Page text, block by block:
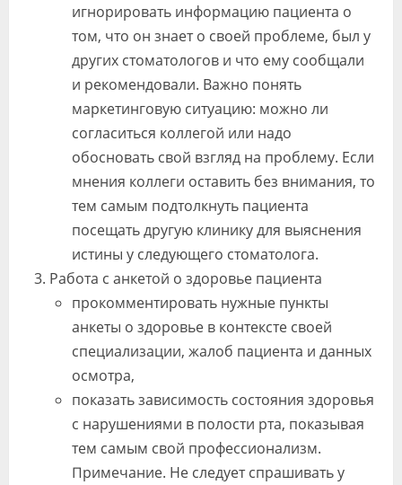
игнорировать информацию пациента о
том, что он знает о своей проблеме, был у
других стоматологов и что ему сообщали
и рекомендовали. Важно понять
маркетинговую ситуацию: можно ли
согласиться коллегой или надо
обосновать свой взгляд на проблему. Если
мнения коллеги оставить без внимания, то
тем самым подтолкнуть пациента
посещать другую клинику для выяснения
истины у следующего стоматолога.
Работа с анкетой о здоровье пациента
прокомментировать нужные пункты
анкеты о здоровье в контексте своей
специализации, жалоб пациента и данных
осмотра,
показать зависимость состояния здоровья
с нарушениями в полости рта, показывая
тем самым свой профессионализм.
Примечание. Не следует спрашивать у